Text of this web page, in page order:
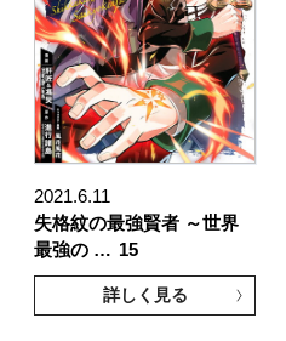
2021.6.11
失格紋の最強賢者 ～世界
最強の … 15
詳しく見る